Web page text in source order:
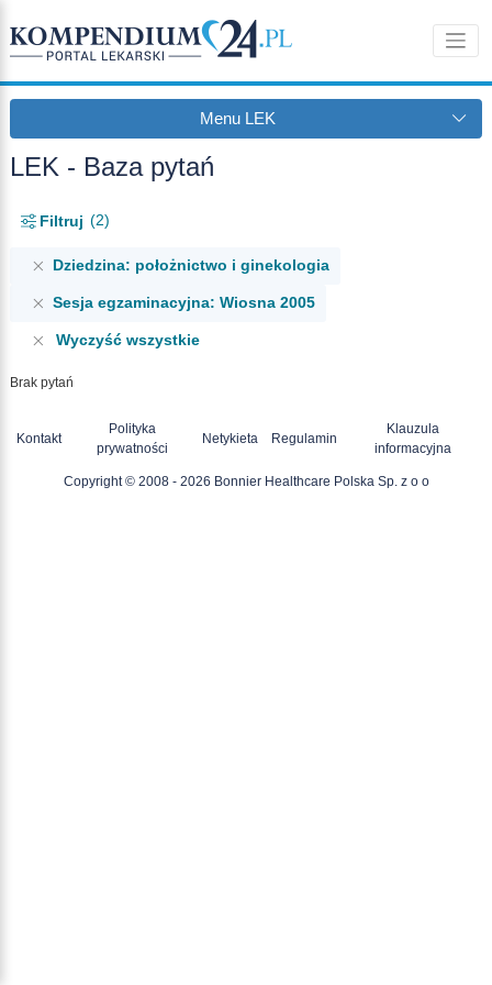
Menu LEK
LEK - Baza pytań
Filtruj 2
Dziedzina: położnictwo i ginekologia
Sesja egzaminacyjna: Wiosna 2005
Wyczyść wszystkie
Brak pytań
Kontakt
Polityka
prywatności
Netykieta Regulamin
Klauzula
informacyjna
Copyright © 2008 - 2026 Bonnier Healthcare Polska Sp. z o o